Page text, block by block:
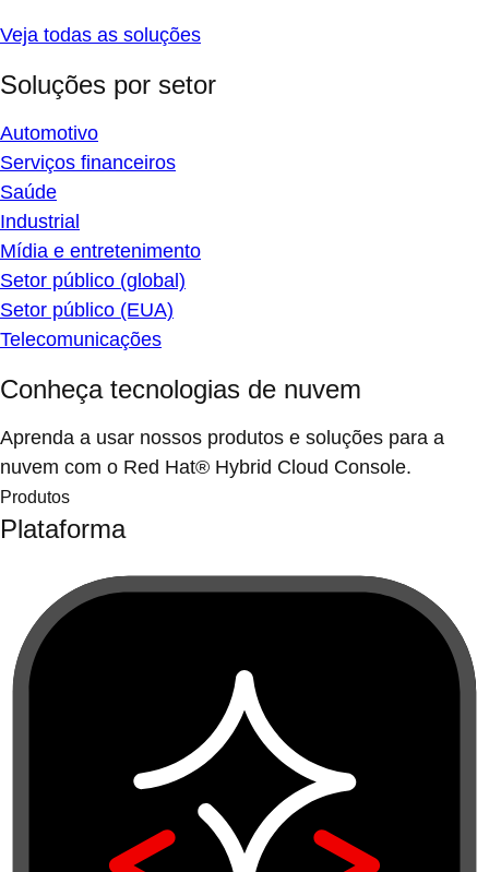
Veja todas as soluções
Soluções por setor
Automotivo
Serviços financeiros
Saúde
Industrial
Mídia e entretenimento
Setor público (global)
Setor público (EUA)
Telecomunicações
Conheça tecnologias de nuvem
Aprenda a usar nossos produtos e soluções para a
nuvem com o Red Hat® Hybrid Cloud Console.
Produtos
Plataforma